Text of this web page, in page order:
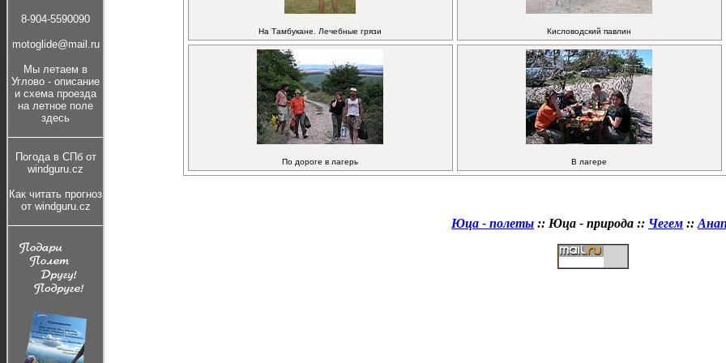
8-904-5590090
motoglide@mail.ru
Мы летаем в
Углово - описание
и cхема проезда
на летное поле
здесь
Погода в СПб от
windguru.cz
Как читать прогноз
от windguru.cz
На Тамбукане. Лечебные грязи Кисловодский павлин
По дороге в лагерь В лагере
Юца - полеты :: Юца - природа :: Чегем ::